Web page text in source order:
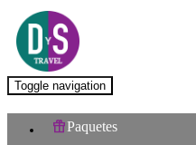
Toggle navigation
Paquetes